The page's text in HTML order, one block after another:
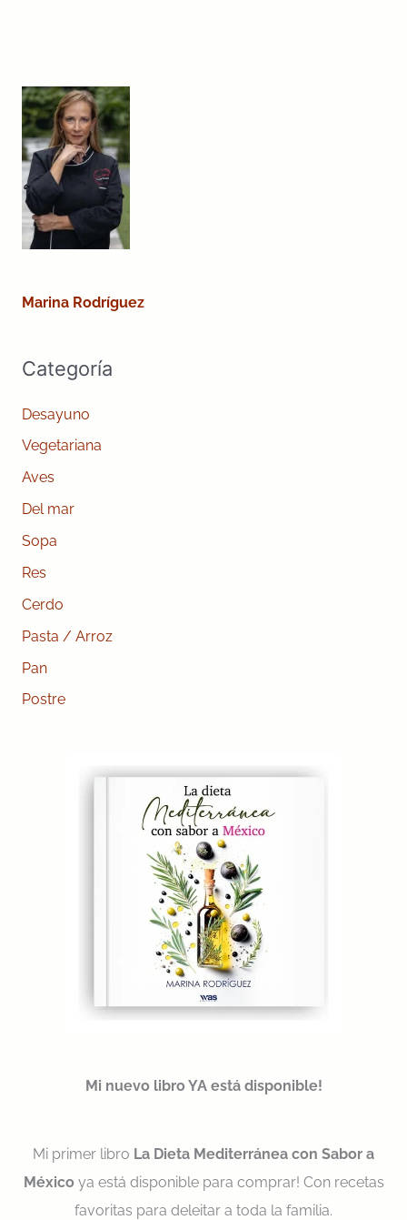
Marina Rodríguez
Categoría
Desayuno
Vegetariana
Aves
Del mar
Sopa
Res
Cerdo
Pasta / Arroz
Pan
Postre
Mi nuevo libro YA está disponible!
Mi primer libro La Dieta Mediterránea con Sabor a
Méxicoya está disponible para comprar! Con recetas
favoritas para deleitar a toda la familia.